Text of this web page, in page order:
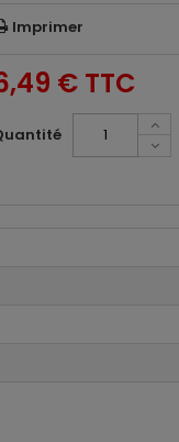
Imprimer
€ TTC